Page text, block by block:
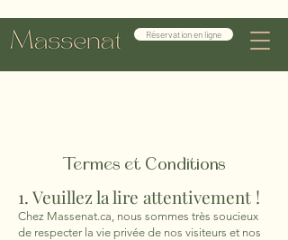
Réservation en ligne
Termes et Conditions
1. Veuillez la lire attentivement !
Chez Massenat.ca, nous sommes très soucieux
de respecter la vie privée de nos visiteurs et nos